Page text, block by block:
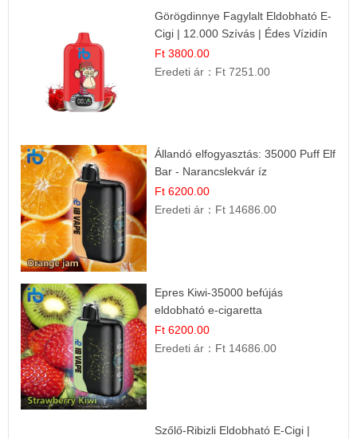
Görögdinnye Fagylalt Eldobható E-
Cigi | 12.000 Szívás | Édes Vízidín
Íz
Ft 3800.00
Eredeti ár： Ft 7251.00
Állandó elfogyasztás: 35000 Puff Elf
Bar - Narancslekvár íz
Ft 6200.00
Eredeti ár： Ft 14686.00
Epres Kiwi-35000 befújás
eldobható e-cigaretta
Ft 6200.00
Eredeti ár： Ft 14686.00
Szőlő-Ribizli Eldobható E-Cigi |